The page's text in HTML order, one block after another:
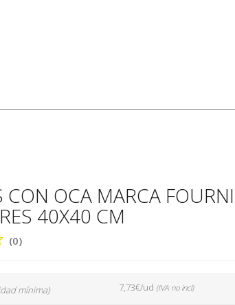
CON OCA MARCA
40X40 CM
(0)
mínima) 7,73€/ud (IVA no incl)